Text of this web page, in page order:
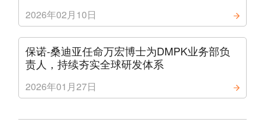
2026年02月10日
保诺-桑迪亚任命万宏博士为DMPK业务部负
责人，持续夯实全球研发体系
2026年01月27日